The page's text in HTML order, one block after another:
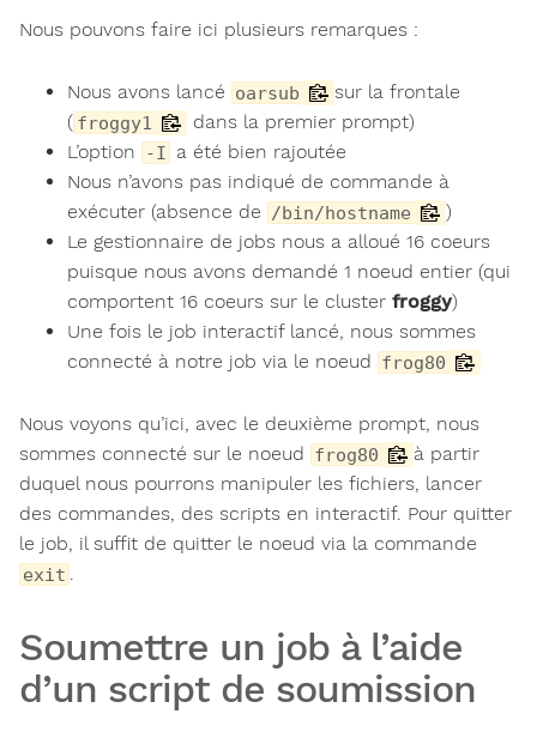
Nous pouvons faire ici plusieurs remarques :
Nous avons lancé oarsub
sur la frontale
( froggy1
dans la premier prompt)
L’option
-I a été bien rajoutée
Nous n’avons pas indiqué de commande à
exécuter (absence de
/bin/hostname
)
Le gestionnaire de jobs nous a alloué 16 coeurs
puisque nous avons demandé 1 noeud entier (qui
comportent 16 coeurs sur le cluster froggy)
Une fois le job interactif lancé, nous sommes
connecté à notre job via le noeud frog80
Nous voyons qu’ici, avec le deuxième prompt, nous
sommes connecté sur le noeud frog80
à partir
duquel nous pourrons manipuler les fichiers, lancer
des commandes, des scripts en interactif. Pour quitter
le job, il suffit de quitter le noeud via la commande
exit .
Soumettre un job à l’aide
d’un script de soumission